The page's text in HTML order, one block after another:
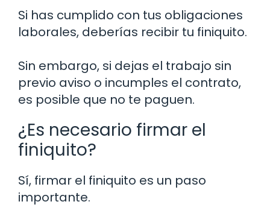
Si has cumplido con tus obligaciones
laborales, deberías recibir tu finiquito.
Sin embargo, si dejas el trabajo sin
previo aviso o incumples el contrato,
es posible que no te paguen.
¿Es necesario firmar el
finiquito?
Sí, firmar el finiquito es un paso
importante.